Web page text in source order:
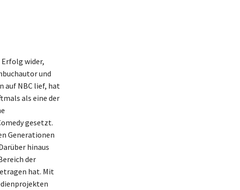
wider,
und
auf NBC lief, hat
als eine der
gesetzt.
Generationen
hinaus
der
hat. Mit